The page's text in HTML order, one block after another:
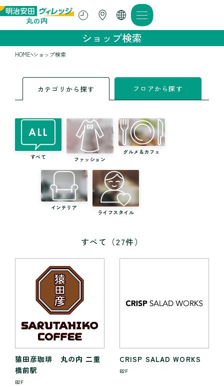
ショップ検索
HOME ショップ検索
カテゴリから探す フロアから探す
すべて ファッション
グルメ＆カフェ
インテリア
ライフスタイル
すべて （27件）
猿田彦珈琲 丸の内 二重
橋前駅
B2F
CRISP SALAD WORKS
B2F